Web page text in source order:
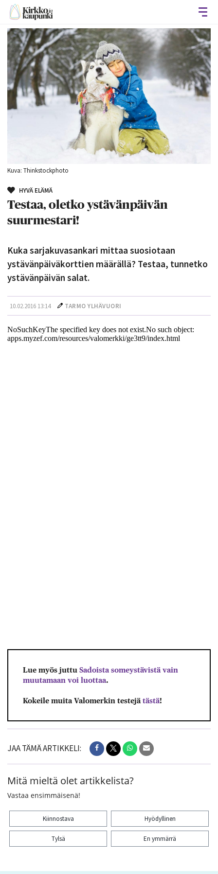
Kuva: Thinkstockphoto
HYVÄ ELÄMÄ
Testaa, oletko ystävänpäivän
suurmestari!
Kuka sarjakuvasankari mittaa suosiotaan
ystävänpäiväkorttien määrällä? Testaa, tunnetko
ystävänpäivän salat.
10.02.2016 13:14 TARMO YLHÄVUORI
Lue myös juttu Sadoista someystävistä vain
muutamaan voi luottaa.
Kokeile muita Valomerkin testejä tästä!
JAA TÄMÄ ARTIKKELI:
Mitä mieltä olet artikkelista?
Vastaa ensimmäisenä!
Kiinnostava Hyödyllinen
Tylsä En ymmärrä